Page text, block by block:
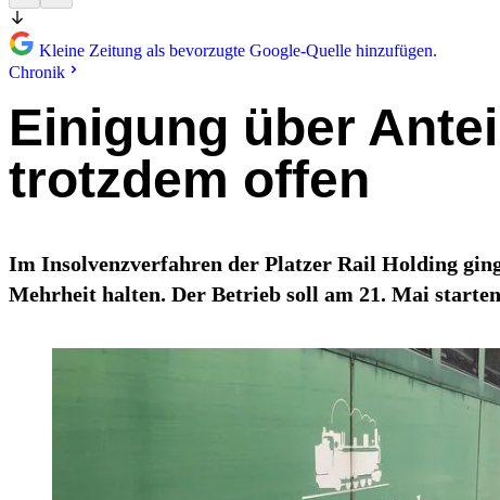
Kleine Zeitung als bevorzugte Google-Quelle hinzufügen.
Chronik
Einigung über
trotzdem offen
Im Insolvenzverfahren der Platzer Rail Holding
Mehrheit halten. Der Betrieb soll am 21. Mai